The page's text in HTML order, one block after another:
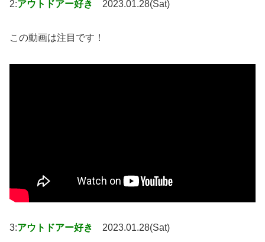
2:アウトドアー好き 2023.01.28(Sat)
この動画は注目です！
3:アウトドアー好き 2023.01.28(Sat)